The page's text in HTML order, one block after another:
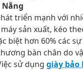
triển mạnh với
sản xuất, kéo
biệt hơn 60% các
bàn chân do
sử dụng giày bảo